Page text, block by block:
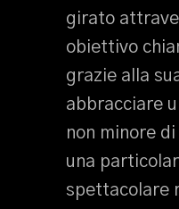
girato
obiettivo
grazie alla
abbracciare
non minore
una
spettacolare